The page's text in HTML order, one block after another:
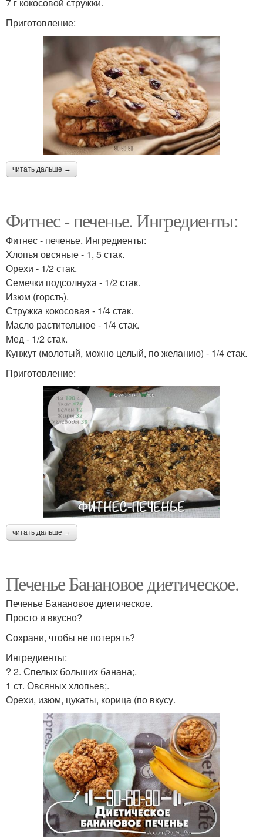
Приготовление:
читать дальше →
Фитнес - печенье. Ингредиенты:
Фитнес - печенье. Ингредиенты:
Хлопья овсяные - 1, 5 стак.
Орехи - 1/2 стак.
Семечки подсолнуха - 1/2 стак.
Изюм (горсть).
Стружка кокосовая - 1/4 стак.
Масло растительное - 1/4 стак.
Мед - 1/2 стак.
Кунжут (молотый, можно целый, по желанию) - 1/4 стак.
Приготовление:
читать дальше →
Печенье Банановое диетическое.
Печенье Банановое диетическое.
Просто и вкусно?
Сохрани, чтобы не потерять?
Ингредиенты:
? 2. Спелых больших банана;.
1 ст. Овсяных хлопьев;.
Орехи, изюм, цукаты, корица (по вкусу.